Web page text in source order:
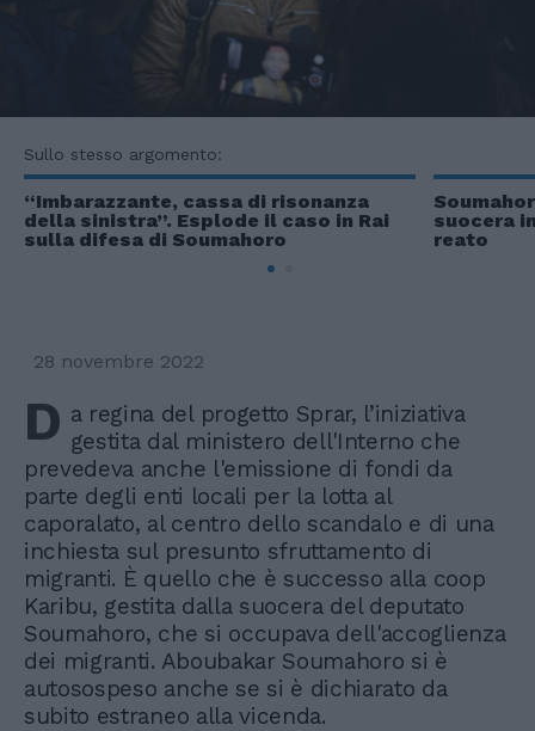
Sullo stesso argomento:
“Imbarazzante, cassa di risonanza
della sinistra”. Esplode il caso in Rai
sulla difesa di Soumahoro
suocera
reato
28 novembre 2022
D a regina del progetto Sprar, l’iniziativa
gestita dal ministero dell'Interno che
prevedeva anche l'emissione di fondi da
parte degli enti locali per la lotta al
caporalato, al centro dello scandalo e di una
inchiesta sul presunto sfruttamento di
migranti. È quello che è successo alla coop
Karibu, gestita dalla suocera del deputato
Soumahoro, che si occupava dell'accoglienza
dei migranti. Aboubakar Soumahoro si è
autosospeso anche se si è dichiarato da
subito estraneo alla vicenda.